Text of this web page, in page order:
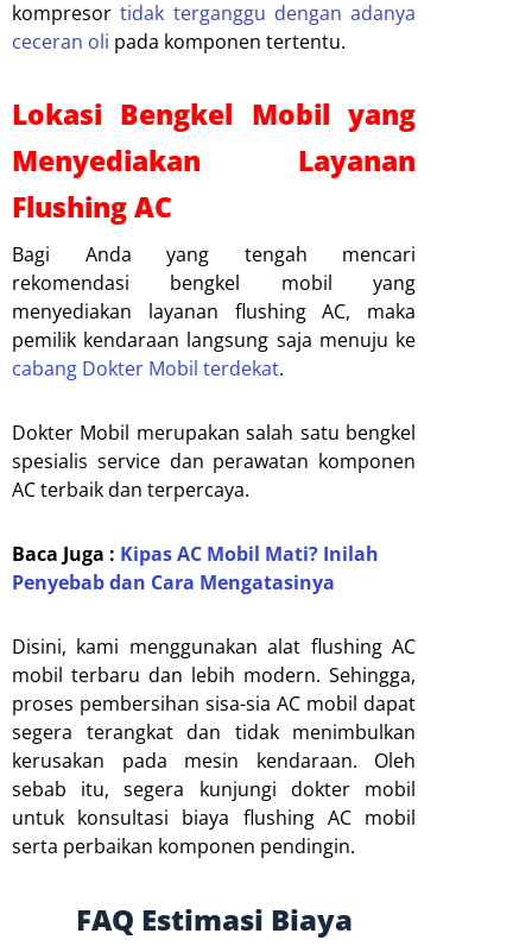
kompresortidak terganggu dengan adanya
ceceran oli pada komponen tertentu.
Lokasi Bengkel Mobil yang
Menyediakan Layanan
Flushing AC
Bagi Anda yang tengah mencari
rekomendasi bengkel mobil yang
menyediakan layanan flushing AC, maka
pemilik kendaraan langsung saja menuju ke
cabang Dokter Mobil terdekat.
Dokter Mobil merupakan salah satu bengkel
spesialis service dan perawatan komponen
AC terbaik dan terpercaya.
Baca Juga : Kipas AC Mobil Mati? Inilah
Penyebab dan Cara Mengatasinya
Disini, kami menggunakan alat flushing AC
mobil terbaru dan lebih modern. Sehingga,
proses pembersihan sisa-sia AC mobil dapat
segera terangkat dan tidak menimbulkan
kerusakan pada mesin kendaraan. Oleh
sebab itu, segera kunjungi dokter mobil
untuk konsultasi biaya flushing AC mobil
serta perbaikan komponen pendingin.
FAQ Estimasi Biaya